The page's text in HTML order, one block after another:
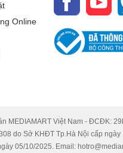
Online
MEDIAMART Việt Nam - ĐCĐK:
do Sở KHĐT Tp.Hà Nội cấp ngày
05/10/2025. Email: